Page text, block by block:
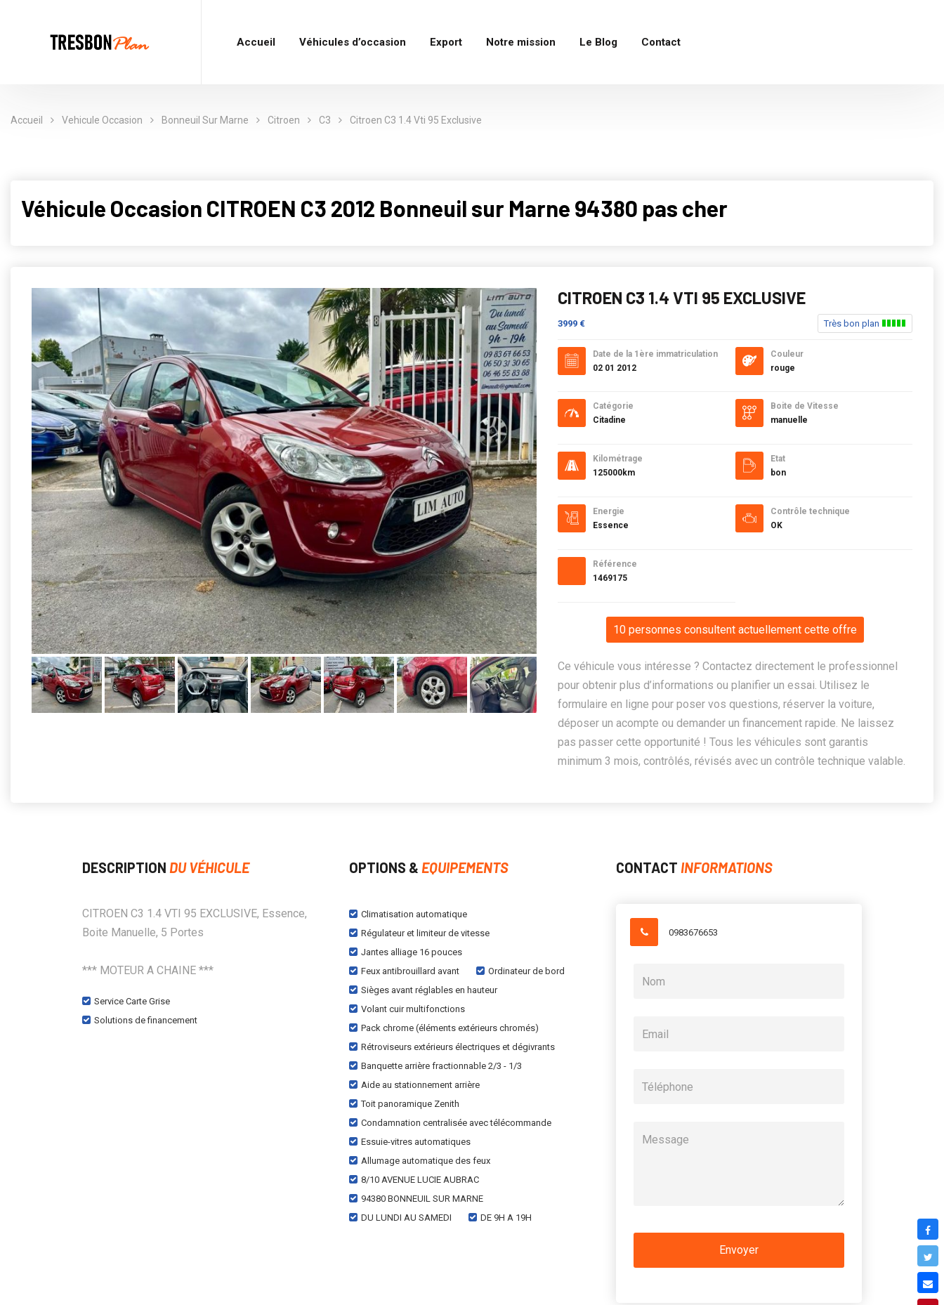
Accueil Véhicules d’occasion Export Notre mission Le Blog Contact
Accueil Vehicule Occasion Bonneuil Sur Marne Citroen C3 Citroen C3 1.4 Vti 95 Exclusive
Véhicule Occasion CITROEN C3 2012 Bonneuil sur Marne 94380 pas cher
CITROEN C3 1.4 VTI 95 EXCLUSIVE
3999 € Très bon plan
Date de la 1ère immatriculation
02 01 2012
Catégorie
Citadine
Kilométrage
125000km
Energie
Essence
Référence
1469175
Couleur
rouge
Boite de Vitesse
manuelle
Etat
bon
Contrôle technique
OK
10 personnes consultent actuellement cette offre
Ce véhicule vous intéresse ? Contactez directement le professionnel
pour obtenir plus d’informations ou planifier un essai. Utilisez le
formulaire en ligne pour poser vos questions, réserver la voiture,
déposer un acompte ou demander un financement rapide. Ne laissez
pas passer cette opportunité ! Tous les véhicules sont garantis
minimum 3 mois, contrôlés, révisés avec un contrôle technique valable.
DESCRIPTION DU VÉHICULE
CITROEN C3 1.4 VTI 95 EXCLUSIVE, Essence,
Boite Manuelle, 5 Portes
*** MOTEUR A CHAINE ***
Service Carte Grise
Solutions de financement
OPTIONS & EQUIPEMENTS
Climatisation automatique
Régulateur et limiteur de vitesse
Jantes alliage 16 pouces
Feux antibrouillard avant
Ordinateur de bord
Sièges avant réglables en hauteur
Volant cuir multifonctions
Pack chrome (éléments extérieurs chromés)
Rétroviseurs extérieurs électriques et dégivrants
Banquette arrière fractionnable 2/3 - 1/3
Aide au stationnement arrière
Toit panoramique Zenith
Condamnation centralisée avec télécommande
Essuie-vitres automatiques
Allumage automatique des feux
8/10 AVENUE LUCIE AUBRAC
94380 BONNEUIL SUR MARNE
DU LUNDI AU SAMEDI
DE 9H A 19H
CONTACT INFORMATIONS
0983676653